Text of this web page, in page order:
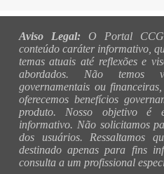
Aviso Legal: O Portal
conteúdo caráter informativo,
temas atuais até reflexões e
abordados. Não temos
governamentais ou
oferecemos benefícios
produto. Nosso objetivo é
informativo. Não solicitamos
dos usuários. Ressaltamos
destinado apenas para fins
consulta a um profissional